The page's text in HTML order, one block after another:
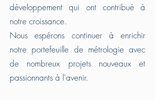
développement qui ont contribué à
notre croissance.
Nous espérons continuer à enrichir
notre portefeuille de métrologie avec
de nombreux projets nouveaux et
passionnants à l'avenir.